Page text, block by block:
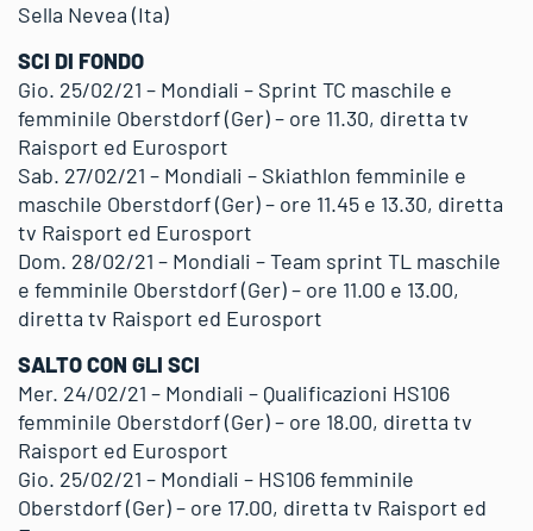
Sella Nevea (Ita)
SCI DI FONDO
Gio. 25/02/21 – Mondiali – Sprint TC maschile e
femminile Oberstdorf (Ger) – ore 11.30, diretta tv
Raisport ed Eurosport
Sab. 27/02/21 – Mondiali – Skiathlon femminile e
maschile Oberstdorf (Ger) – ore 11.45 e 13.30, diretta
tv Raisport ed Eurosport
Dom. 28/02/21 – Mondiali – Team sprint TL maschile
e femminile Oberstdorf (Ger) – ore 11.00 e 13.00,
diretta tv Raisport ed Eurosport
SALTO CON GLI SCI
Mer. 24/02/21 – Mondiali – Qualificazioni HS106
femminile Oberstdorf (Ger) – ore 18.00, diretta tv
Raisport ed Eurosport
Gio. 25/02/21 – Mondiali – HS106 femminile
Oberstdorf (Ger) – ore 17.00, diretta tv Raisport ed